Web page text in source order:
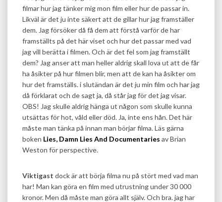
filmar hur jag tänker mig mon film eller hur de passar in.
Likväl är det ju inte säkert att de gillar hur jag framställer
dem. Jag försöker då få dem att förstå varför de har
framställts på det här viset och hur det passar med vad
jag vill berätta i filmen. Och är det fel som jag framställt
dem? Jag anser att man heller aldrig skall lova ut att de får
ha åsikter på hur filmen blir, men att de kan ha åsikter om
hur det framställs. i slutändan är det ju min film och har jag
då förklarat och de sagt ja, då står jag för det jag visar.
OBS! Jag skulle aldrig hänga ut någon som skulle kunna
utsättas för hot, våld eller död. Ja, inte ens hån. Det här
måste man tänka på innan man börjar filma. Läs gärna
boken Lies, Damn Lies And Documentaries av Brian
Weston för perspective.
Viktigast dock är att börja filma nu på stört med vad man
har! Man kan göra en film med utrustning under 30 000
kronor. Men då måste man göra allt själv. Och bra. jag har